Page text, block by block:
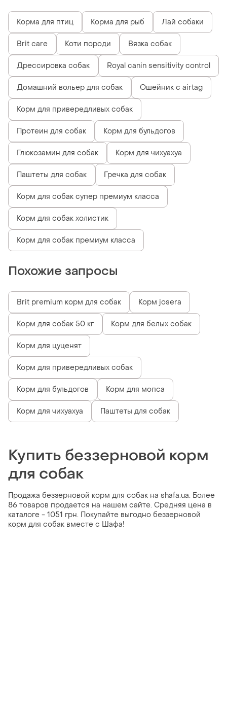
Корма для птиц Корма для рыб Лай собаки
Brit care Коти породи Вязка собак
Дрессировка собак Royal canin sensitivity control
Домашний вольер для собак Ошейник с airtag
Корм для привередливых собак
Протеин для собак Корм для бульдогов
Глюкозамин для собак Корм для чихуахуа
Паштеты для собак Гречка для собак
Корм для собак супер премиум класса
Корм для собак холистик
Корм для собак премиум класса
Похожие запросы
Brit premium корм для собак Корм josera
Корм для собак 50 кг Корм для белых собак
Корм для цуценят
Корм для привередливых собак
Корм для бульдогов Корм для мопса
Корм для чихуахуа Паштеты для собак
Купить беззерновой корм
для собак
Продажа беззерновой корм для собак на shafa.ua. Более
86 товаров продается на нашем сайте. Средняя цена в
каталоге - 1051 грн. Покупайте выгодно беззерновой
корм для собак вместе с Шафа!